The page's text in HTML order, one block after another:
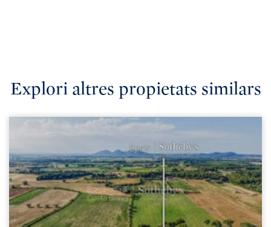
Explori altres propietats similars